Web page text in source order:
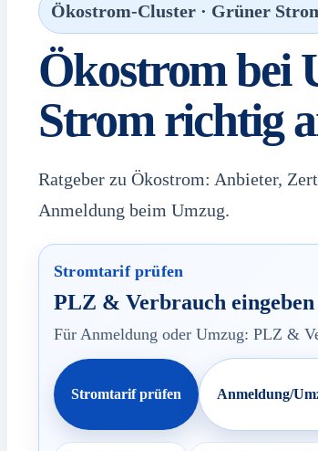
Ökostrom-Cluster · Grüner
Ökostrom bei
Strom richtig
Ratgeber zu Ökostrom: Anbieter,
Anmeldung beim Umzug.
Stromtarif prüfen
PLZ & Verbrauch eingeben
Für Anmeldung oder Umzug: PLZ &
Stromtarif prüfen Anmeldung/